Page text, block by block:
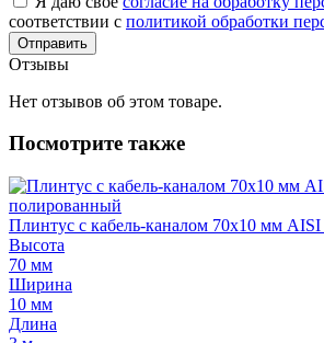
соответствии с политикой обработки
Отправить
Отзывы
Нет отзывов об этом товаре.
Посмотрите также
Плинтус с кабель-каналом 70х10 мм
Высота
70 мм
Ширина
10 мм
Длина